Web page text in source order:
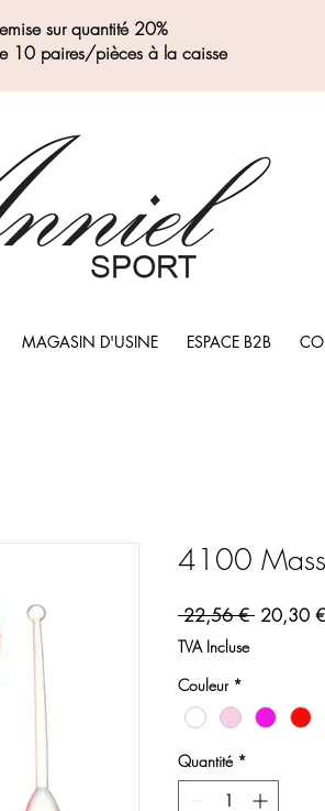
sur quantité 20%
10 paires/pièces à la caisse
MAGASIN D'USINE ESPACE B2B
4100
22,56 € Prix
20,30 €
TVA Incluse
Couleur *
Quantité *